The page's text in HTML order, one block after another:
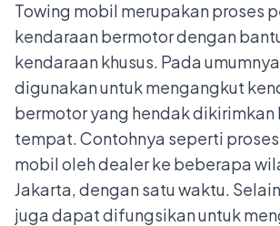
Towing mobil merupakan proses
kendaraan bermotor dengan
kendaraan khusus. Pada
digunakan untuk mengangkut
bermotor yang hendak
tempat. Contohnya seperti
mobil oleh dealer ke beberapa
Jakarta, dengan satu waktu.
juga dapat difungsikan untuk